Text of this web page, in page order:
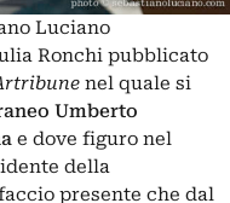
Luciano
Ronchi pubblicato
nel quale si
Umberto
e dove figuro nel
della
presente che dal